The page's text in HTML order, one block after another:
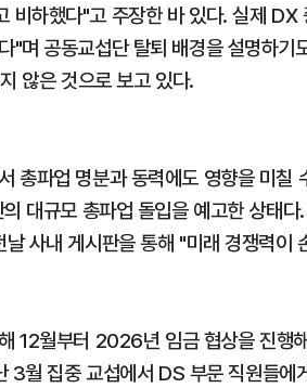
비하했다"고 주장한 바 있다. 실제
"며 공동교섭단 탈퇴 배경을 설명하
않은 것으로 보고 있다.
총파업 명분과 동력에도 영향을 미
대규모 총파업 돌입을 예고한 상태
사내 게시판을 통해 "미래 경쟁력이
12월부터 2026년 임금 협상을 진행
3월 집중 교섭에서 DS 부문 직원들